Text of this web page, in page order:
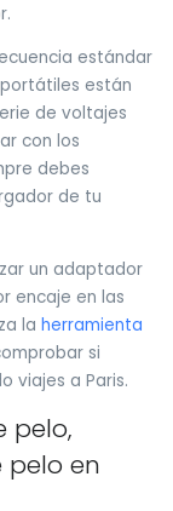
estándar
están
de voltajes
con los
debes
de tu
un adaptador
encaje en las
la herramienta
si
viajes a Paris.
pelo,
pelo en